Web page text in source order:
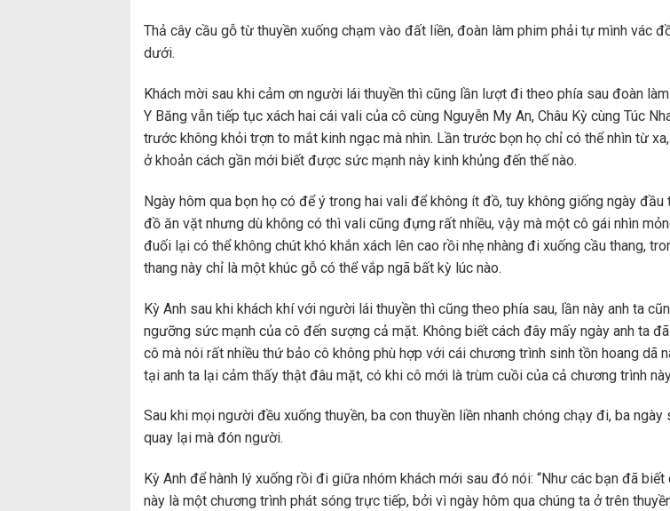
Thả cây cầu gỗ từ thuyền xuống chạm vào đất liền, đoàn làm phim phải tự mình vác
dưới.
Khách mời sau khi cảm ơn người lái thuyền thì cũng lần lượt đi theo phía sau đoàn
Y Băng vẫn tiếp tục xách hai cái vali của cô cùng Nguyễn My An, Châu Kỳ cùng Túc
trước không khỏi trợn to mắt kinh ngạc mà nhìn. Lần trước bọn họ chỉ có thể nhìn từ
ở khoản cách gần mới biết được sức mạnh này kinh khủng đến thế nào.
Ngày hôm qua bọn họ có để ý trong hai vali để không ít đồ, tuy không giống ngày đầu
đồ ăn vặt nhưng dù không có thì vali cũng đựng rất nhiều, vậy mà một cô gái nhìn
đuối lại có thể không chút khó khắn xách lên cao rồi nhẹ nhàng đi xuống cầu thang,
thang này chỉ là một khúc gỗ có thể vắp ngã bất kỳ lúc nào.
Kỳ Anh sau khi khách khí với người lái thuyền thì cũng theo phía sau, lần này anh ta
ngưỡng sức mạnh của cô đến sượng cả mặt. Không biết cách đây mấy ngày anh ta
cô mà nói rất nhiều thứ bảo cô không phù hợp với cái chương trình sinh tồn hoang dã
tại anh ta lại cảm thấy thật đâu mặt, có khi cô mới là trùm cuồi của cả chương trình
Sau khi mọi người đều xuống thuyền, ba con thuyền liền nhanh chóng chạy đi, ba ngày
quay lại mà đón người.
Kỳ Anh để hành lý xuống rồi đi giữa nhóm khách mới sau đó nói: “Như các bạn đã
này là một chương trình phát sóng trực tiếp, bởi vì ngày hôm qua chúng ta ở trên